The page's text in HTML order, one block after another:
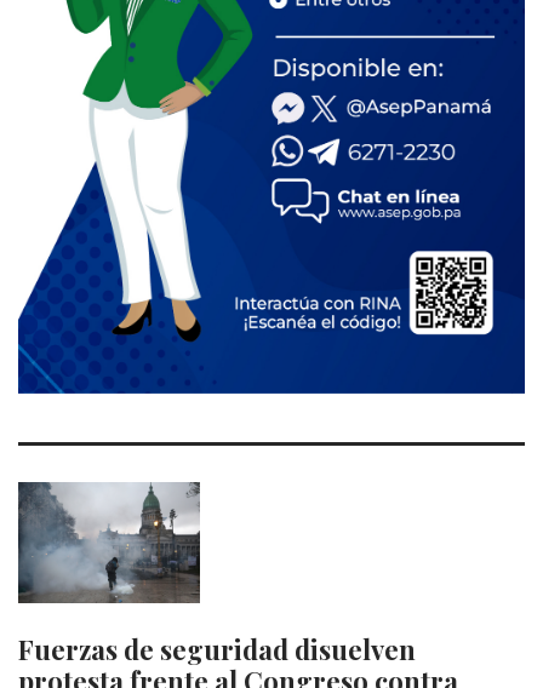
Fuerzas de seguridad disuelven
protesta frente al Congreso contra